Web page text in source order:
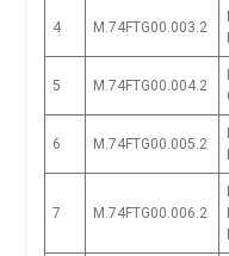
4 M.74FTG00.003.2
5 M.74FTG00.004.2
6 M.74FTG00.005.2
7 M.74FTG00.006.2